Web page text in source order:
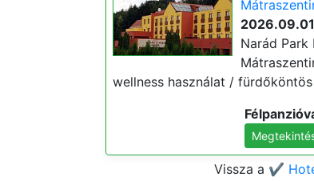
Narád
wellness használat /
Vissza a ✔️